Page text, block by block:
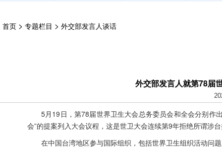
首页 > 专题栏目 > 外交部发言人谈话
外交部发言人就第78届
5月19日，第78届世界卫生大会总务委员会和全会分别作
会”的提案列入大会议程，这是世卫大会连续第9年拒绝所谓涉
在中国台湾地区参与国际组织，包括世界卫生组织活动问